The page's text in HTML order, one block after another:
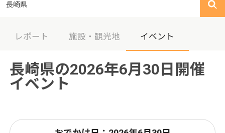
長崎県
レポート 施設・観光地 イベント
長崎県の2026年6月30日開催
イベント